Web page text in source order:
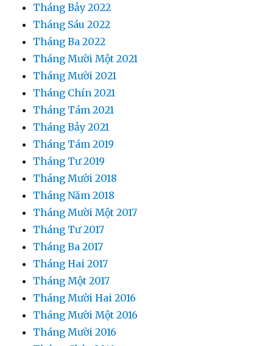
Tháng Bảy 2022
Tháng Sáu 2022
Tháng Ba 2022
Tháng Mười Một 2021
Tháng Mười 2021
Tháng Chín 2021
Tháng Tám 2021
Tháng Bảy 2021
Tháng Tám 2019
Tháng Tư 2019
Tháng Mười 2018
Tháng Năm 2018
Tháng Mười Một 2017
Tháng Tư 2017
Tháng Ba 2017
Tháng Hai 2017
Tháng Một 2017
Tháng Mười Hai 2016
Tháng Mười Một 2016
Tháng Mười 2016